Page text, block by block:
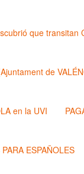
que transitan
de
en la UVI
ESPAÑOLES